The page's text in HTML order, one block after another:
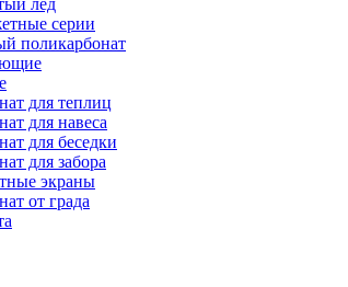
лёд
серии
поликарбонат
для теплиц
для навеса
для беседки
для забора
экраны
от града